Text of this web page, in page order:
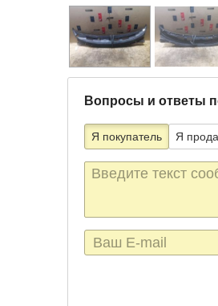
Вопросы и ответы
Я покупатель Я
Текст
сообщения
E-
mail